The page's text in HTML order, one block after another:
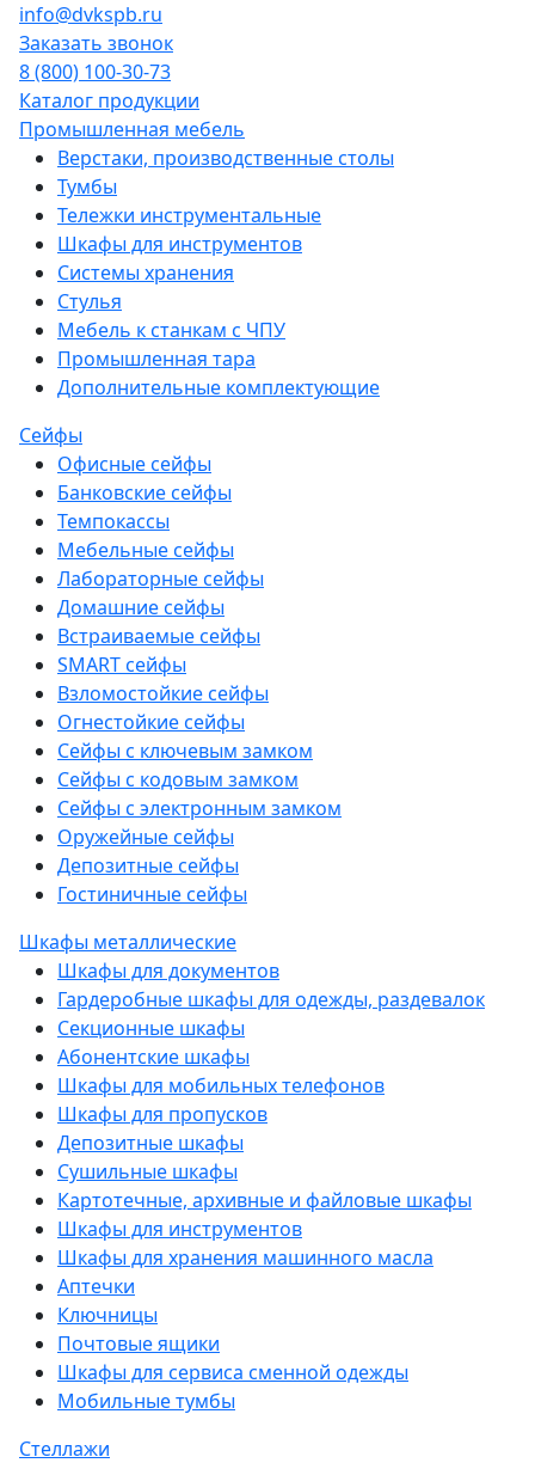
info@dvkspb.ru
Заказать звонок
8 (800) 100-30-73
Каталог продукции
Промышленная мебель
Верстаки, производственные столы
Тумбы
Тележки инструментальные
Шкафы для инструментов
Системы хранения
Стулья
Мебель к станкам с ЧПУ
Промышленная тара
Дополнительные комплектующие
Сейфы
Офисные сейфы
Банковские сейфы
Темпокассы
Мебельные сейфы
Лабораторные сейфы
Домашние сейфы
Встраиваемые сейфы
SMART сейфы
Взломостойкие сейфы
Огнестойкие сейфы
Сейфы с ключевым замком
Сейфы с кодовым замком
Сейфы с электронным замком
Оружейные сейфы
Депозитные сейфы
Гостиничные сейфы
Шкафы металлические
Шкафы для документов
Гардеробные шкафы для одежды, раздевалок
Секционные шкафы
Абонентские шкафы
Шкафы для мобильных телефонов
Шкафы для пропусков
Депозитные шкафы
Сушильные шкафы
Картотечные, архивные и файловые шкафы
Шкафы для инструментов
Шкафы для хранения машинного масла
Аптечки
Ключницы
Почтовые ящики
Шкафы для сервиса сменной одежды
Мобильные тумбы
Стеллажи